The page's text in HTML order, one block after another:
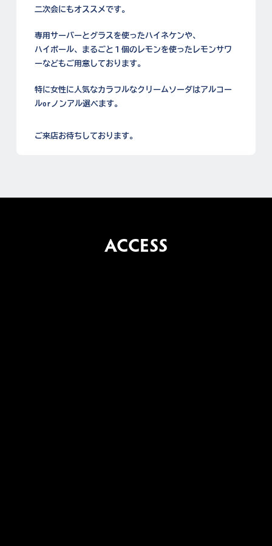
二次会にもオススメです。
専用サーバーとグラスを使ったハイネケンや、
ハイボール、まるごと１個のレモンを使ったレモンサワ
ーなどもご用意しております。
特に女性に人気なカラフルなクリームソーダはアルコー
ルorノンアル選べます。
ご来店お待ちしております。
ACCESS